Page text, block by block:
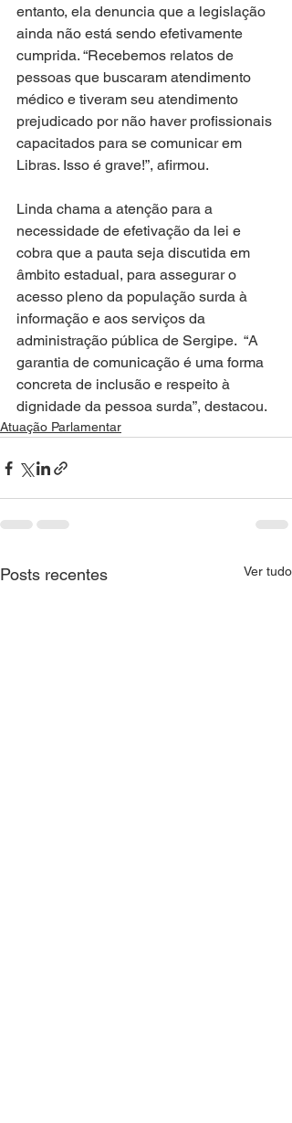
entanto, ela denuncia que a legislação
ainda não está sendo efetivamente
cumprida. “Recebemos relatos de
pessoas que buscaram atendimento
médico e tiveram seu atendimento
prejudicado por não haver profissionais
capacitados para se comunicar em
Libras. Isso é grave!”, afirmou.
Linda chama a atenção para a
necessidade de efetivação da lei e
cobra que a pauta seja discutida em
âmbito estadual, para assegurar o
acesso pleno da população surda à
informação e aos serviços da
administração pública de Sergipe.  “A
garantia de comunicação é uma forma
concreta de inclusão e respeito à
dignidade da pessoa surda”, destacou.
Atuação Parlamentar
Posts recentes Ver tudo